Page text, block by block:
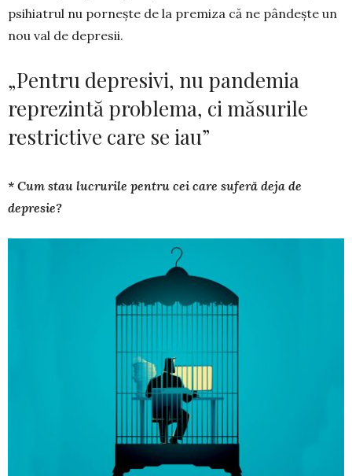
psihiatrul nu pornește de la premiza că ne pândește un
nou val de depresii.
„Pentru depresivi, nu pandemia
reprezintă problema, ci măsurile
restrictive care se iau”
* Cum stau lucrurile pentru cei care suferă deja de
depresie?